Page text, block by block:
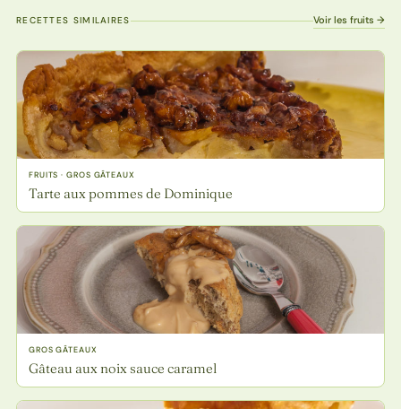
RECETTES SIMILAIRES Voir les fruits →
FRUITS · GROS GÂTEAUX
Tarte aux pommes de Dominique
GROS GÂTEAUX
Gâteau aux noix sauce caramel